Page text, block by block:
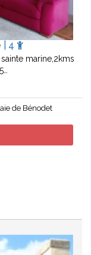
| 4
marine,2kms
de Bénodet